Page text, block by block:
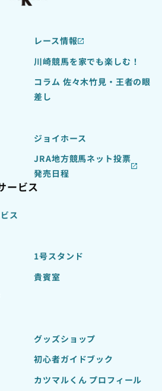
レース情報
川崎競馬を家でも楽しむ！
コラム 佐々木竹見・王者の眼
差し
ジョイホース
JRA地方競馬ネット投票
発売日程
ービス
ス
1号スタンド
貴賓室
グッズショップ
初心者ガイドブック
カツマルくん プロフィール